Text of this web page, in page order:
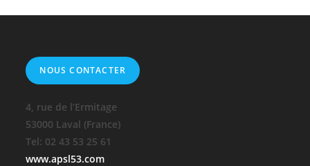
NOUS CONTACTER
4, rue de l’Ermitage
53000 Laval (France)
Tel: 02 43 53 25 61
www.apsl53.com